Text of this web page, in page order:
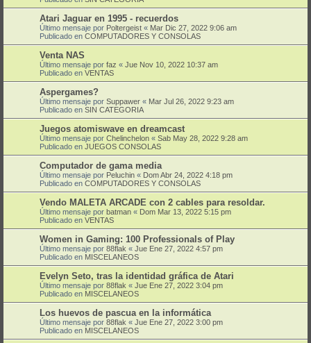
Atari Jaguar en 1995 - recuerdos
Último mensaje por Poltergeist « Mar Dic 27, 2022 9:06 am
Publicado en COMPUTADORES Y CONSOLAS
Venta NAS
Último mensaje por faz « Jue Nov 10, 2022 10:37 am
Publicado en VENTAS
Aspergames?
Último mensaje por Suppawer « Mar Jul 26, 2022 9:23 am
Publicado en SIN CATEGORIA
Juegos atomiswave en dreamcast
Último mensaje por Chelinchelon « Sab May 28, 2022 9:28 am
Publicado en JUEGOS CONSOLAS
Computador de gama media
Último mensaje por Peluchin « Dom Abr 24, 2022 4:18 pm
Publicado en COMPUTADORES Y CONSOLAS
Vendo MALETA ARCADE con 2 cables para resoldar.
Último mensaje por batman « Dom Mar 13, 2022 5:15 pm
Publicado en VENTAS
Women in Gaming: 100 Professionals of Play
Último mensaje por 88flak « Jue Ene 27, 2022 4:57 pm
Publicado en MISCELANEOS
Evelyn Seto, tras la identidad gráfica de Atari
Último mensaje por 88flak « Jue Ene 27, 2022 3:04 pm
Publicado en MISCELANEOS
Los huevos de pascua en la informática
Último mensaje por 88flak « Jue Ene 27, 2022 3:00 pm
Publicado en MISCELANEOS